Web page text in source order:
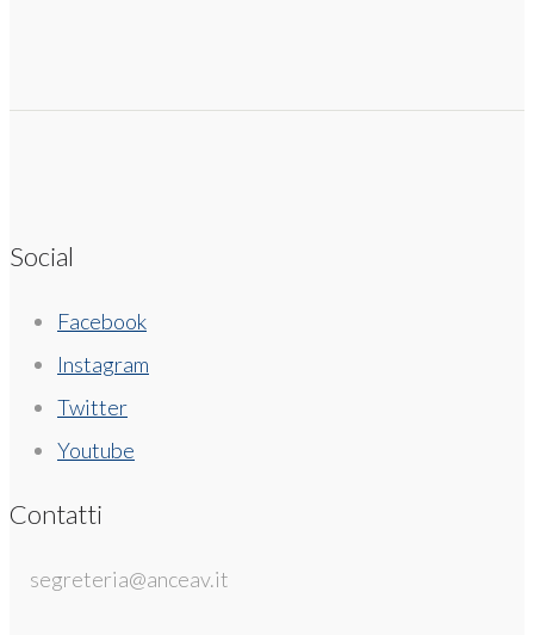
Social
Facebook
Instagram
Twitter
Youtube
Contatti
segreteria@anceav.it